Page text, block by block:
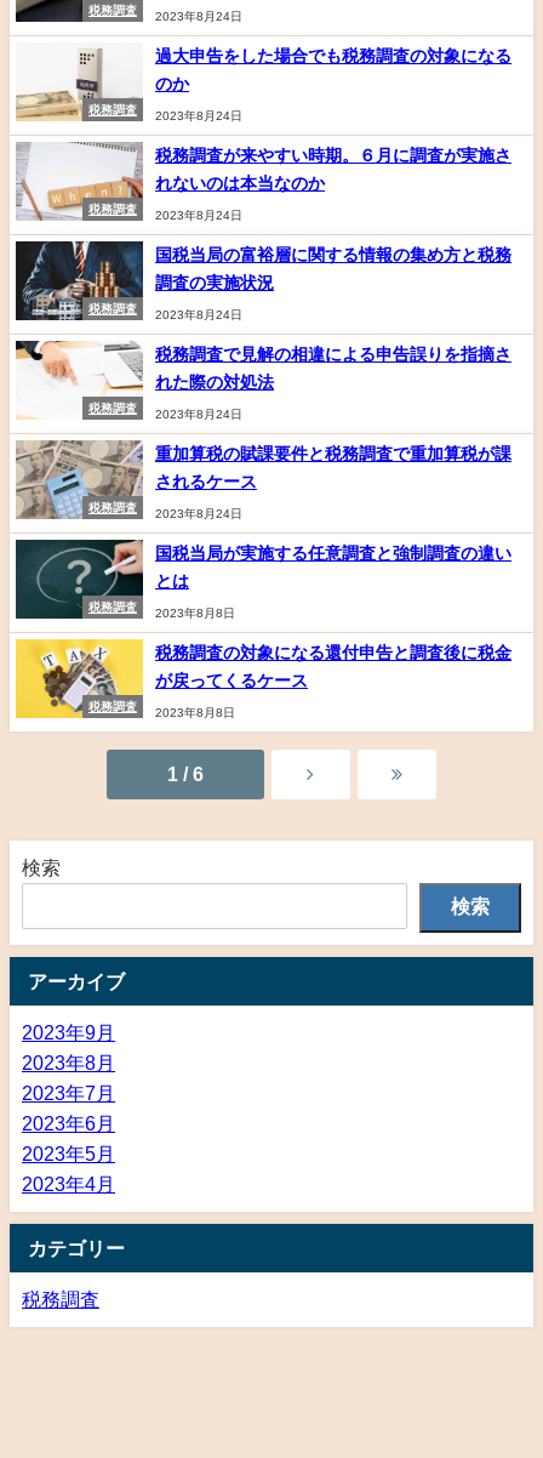
税務調査
2023年8月24日
税務調査
過大申告をした場合でも税務調査の対象になる
のか
2023年8月24日
税務調査
税務調査が来やすい時期。６月に調査が実施さ
れないのは本当なのか
2023年8月24日
税務調査
国税当局の富裕層に関する情報の集め方と税務
調査の実施状況
2023年8月24日
税務調査
税務調査で見解の相違による申告誤りを指摘さ
れた際の対処法
2023年8月24日
税務調査
重加算税の賦課要件と税務調査で重加算税が課
されるケース
2023年8月24日
税務調査
国税当局が実施する任意調査と強制調査の違い
とは
2023年8月8日
税務調査
税務調査の対象になる還付申告と調査後に税金
が戻ってくるケース
2023年8月8日
1 / 6
検索
検索
アーカイブ
2023年9月
2023年8月
2023年7月
2023年6月
2023年5月
2023年4月
カテゴリー
税務調査